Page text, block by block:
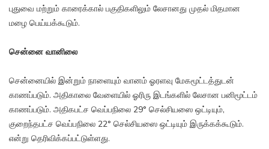
புதுவை மற்றும் காரைக்கால் பகுதிகளிலும் லேசானது முதல் மிதமான
மழை பெய்யக்கூடும்.
சென்னை வானிலை
சென்னையில் இன்றும் நாளையும் வானம் ஓரளவு மேகமூட்டத்துடன்
காணப்படும். அதிகாலை வேளையில் ஓரிரு இடங்களில் லேசான பனிமூட்டம்
காணப்படும். அதிகபட்ச வெப்பநிலை 29° செல்சியஸை ஒட்டியும்,
குறைந்தபட்ச வெப்பநிலை 22° செல்சியஸை ஒட்டியும் இருக்கக்கூடும்.
என்று தெரிவிக்கப்பட்டுள்ளது.